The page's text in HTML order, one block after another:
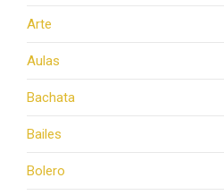
Arte
Aulas
Bachata
Bailes
Bolero